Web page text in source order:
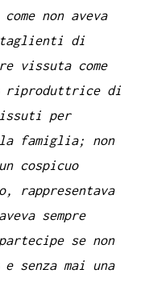
non aveva
di
vissuta come
riproduttrice di
per
famiglia; non
cospicuo
rappresentava
sempre
se non
senza mai una